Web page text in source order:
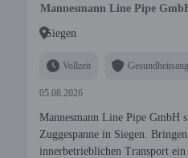
Mannesmann Line Pipe
Siegen
Vollzeit
05.08.2026
Mannesmann Line Pipe GmbH
Zuggespanne in Siegen.
innerbetrieblichen Transport